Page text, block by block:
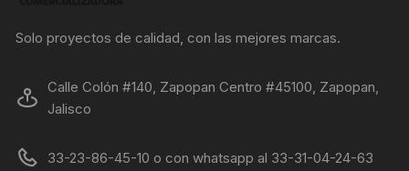
Solo proyectos de calidad, con las mejores marcas.
Calle Colón #140, Zapopan Centro #45100, Zapopan,
Jalisco
33-23-86-45-10 o con whatsapp al 33-31-04-24-63